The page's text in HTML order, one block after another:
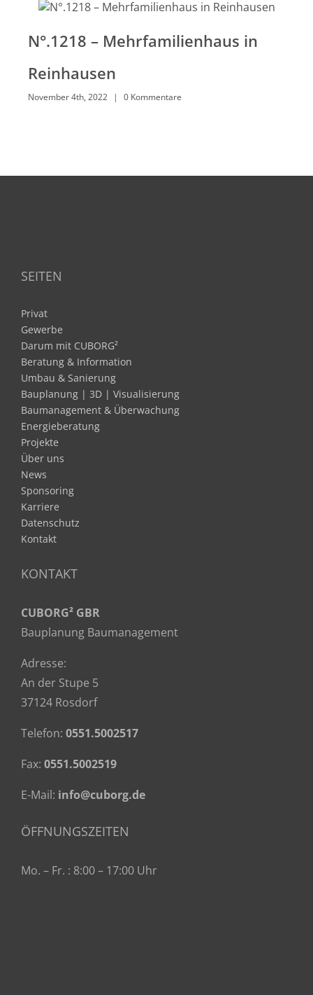
N°.1218 – Mehrfamilienhaus in
Reinhausen
November 4th, 2022 | 0 Kommentare
SEITEN
Privat
Gewerbe
Darum mit CUBORG²
Beratung & Information
Umbau & Sanierung
Bauplanung | 3D | Visualisierung
Baumanagement & Überwachung
Energieberatung
Projekte
Über uns
News
Sponsoring
Karriere
Datenschutz
Kontakt
KONTAKT
CUBORG² GBR
Bauplanung Baumanagement
Adresse:
An der Stupe 5
37124 Rosdorf
Telefon: 0551.5002517
Fax: 0551.5002519
E-Mail: info@cuborg.de
ÖFFNUNGSZEITEN
Mo. – Fr. : 8:00 – 17:00 Uhr